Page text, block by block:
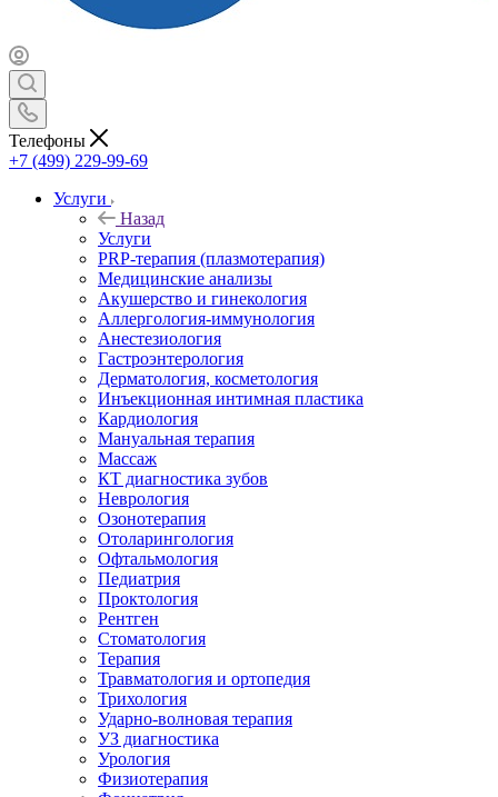
Телефоны
+7 (499) 229-99-69
Услуги
Назад
Услуги
PRP-терапия (плазмотерапия)
Медицинские анализы
Акушерство и гинекология
Аллергология-иммунология
Анестезиология
Гастроэнтерология
Дерматология, косметология
Инъекционная интимная пластика
Кардиология
Мануальная терапия
Массаж
КТ диагностика зубов
Неврология
Озонотерапия
Отоларингология
Офтальмология
Педиатрия
Проктология
Рентген
Стоматология
Терапия
Травматология и ортопедия
Трихология
Ударно-волновая терапия
УЗ диагностика
Урология
Физиотерапия